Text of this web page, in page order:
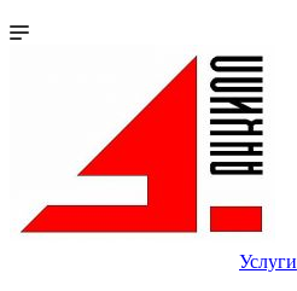
Услуги